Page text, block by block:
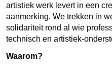
artistiek werk levert in een
aanmerking. We trekken in
solidariteit rond al wie
technisch en artistiek-
Waarom?